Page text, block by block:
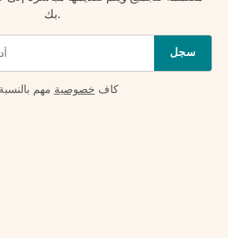
بك.
سجل
كاف خصوصية مهم بالنسبة